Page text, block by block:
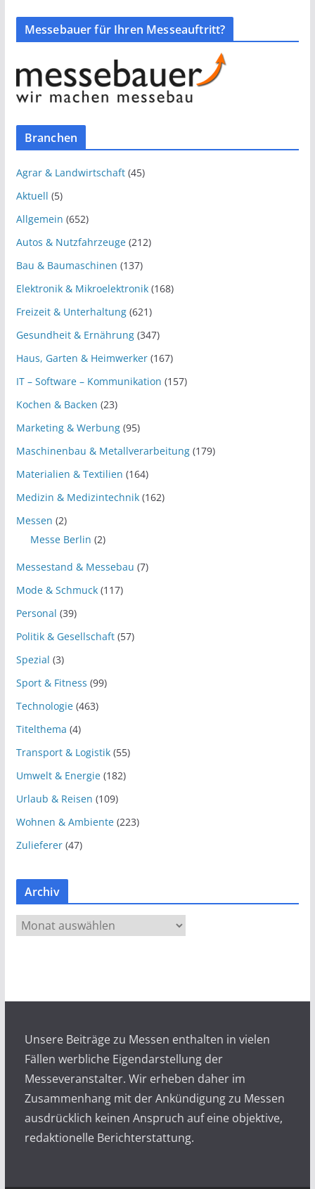
Messebauer für Ihren Messeauftritt?
Branchen
Agrar & Landwirtschaft(45)
Aktuell (5)
Allgemein (652)
Autos & Nutzfahrzeuge(212)
Bau & Baumaschinen (137)
Elektronik & Mikroelektronik(168)
Freizeit & Unterhaltung(621)
Gesundheit & Ernährung(347)
Haus, Garten & Heimwerker(167)
IT – Software – Kommunikation (157)
Kochen & Backen (23)
Marketing & Werbung(95)
Maschinenbau & Metallverarbeitung(179)
Materialien & Textilien (164)
Medizin & Medizintechnik(162)
Messen (2)
Messe Berlin (2)
Messestand & Messebau (7)
Mode & Schmuck(117)
Personal (39)
Politik & Gesellschaft(57)
Spezial (3)
Sport & Fitness (99)
Technologie(463)
Titelthema (4)
Transport & Logistik(55)
Umwelt & Energie(182)
Urlaub & Reisen (109)
Wohnen & Ambiente(223)
Zulieferer(47)
Archiv
r
Unsere Beiträge zu Messen enthalten in vielen
Fällen werbliche Eigendarstellung der
Messeveranstalter. Wir erheben daher im
Zusammenhang mit der Ankündigung zu Messen
ausdrücklich keinen Anspruch auf eine objektive,
redaktionelle Berichterstattung.